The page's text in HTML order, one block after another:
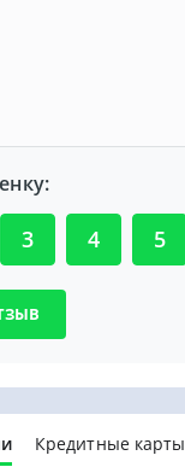
3 4 5
Кредитные карты